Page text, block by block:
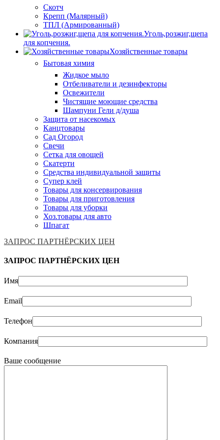
Скотч
Крепп (Малярный)
ТПЛ (Армированный)
Уголь,розжиг,щепа
для копчения.
Хозяйственные товары
Бытовая химия
Жидкое мыло
Отбеливатели и дезинфекторы
Освежители
Чистящие моющие средства
Шампуни Гели д/душа
Защита от насекомых
Канцтовары
Сад Огород
Свечи
Сетка для овощей
Скатерти
Средства индивидуальной защиты
Супер клей
Товары для консервирования
Товары для приготовления
Товары для уборки
Хоз.товары для авто
Шпагат
ЗАПРОС ПАРТНЁРСКИХ ЦЕН
ЗАПРОС ПАРТНЁРСКИХ ЦЕН
Имя
Email
Телефон
Компания
Ваше сообщение